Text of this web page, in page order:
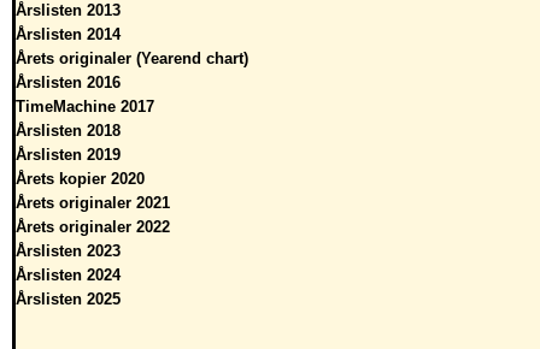
Årslisten 2013
Årslisten 2014
Årets originaler (Yearend chart)
Årslisten 2016
TimeMachine 2017
Årslisten 2018
Årslisten 2019
Årets kopier 2020
Årets originaler 2021
Årets originaler 2022
Årslisten 2023
Årslisten 2024
Årslisten 2025